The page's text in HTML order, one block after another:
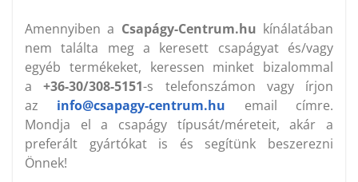
Amennyiben a Csapágy-Centrum.hu kínálatában
nem találta meg a keresett csapágyat és/vagy
egyéb termékeket, keressen minket bizalommal
a+36-30/308-5151-s telefonszámon vagy írjon
az info@csapagy-centrum.hu email címre.
Mondja el a csapágy típusát/méreteit, akár a
preferált gyártókat is és segítünk beszerezni
Önnek!